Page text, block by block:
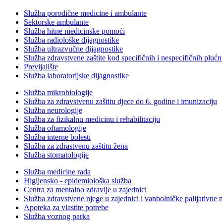
Služba porodične medicine i ambulante
Sektorske ambulante
Služba hitne medicinske pomoći
Služba radiološke dijagnostike
Služba ultrazvučne dijagnostike
Služba zdravstvene zaštite kod specifičnih i nespecifičnih
Previjalište
Služba laboratorijske dijagnostike
Služba mikrobiologije
Služba za zdravstvenu zaštitu djece do 6. godine i imunizaciju
Služba neurologije
Služba za fizikalnu medicinu i rehabilitaciju
Služba oftamologije
Služba interne bolesti
Služba za zdrastvenu zaštitu žena
Služba stomatologije
Služba medicine rada
Higijensko - epidemiološka služba
Centra za mentalno zdravlje u zajednici
Služba zdravstvene njege u zajednici i vanbolničke palijativne
Apoteka za vlastite potrebe
Služba voznog parka